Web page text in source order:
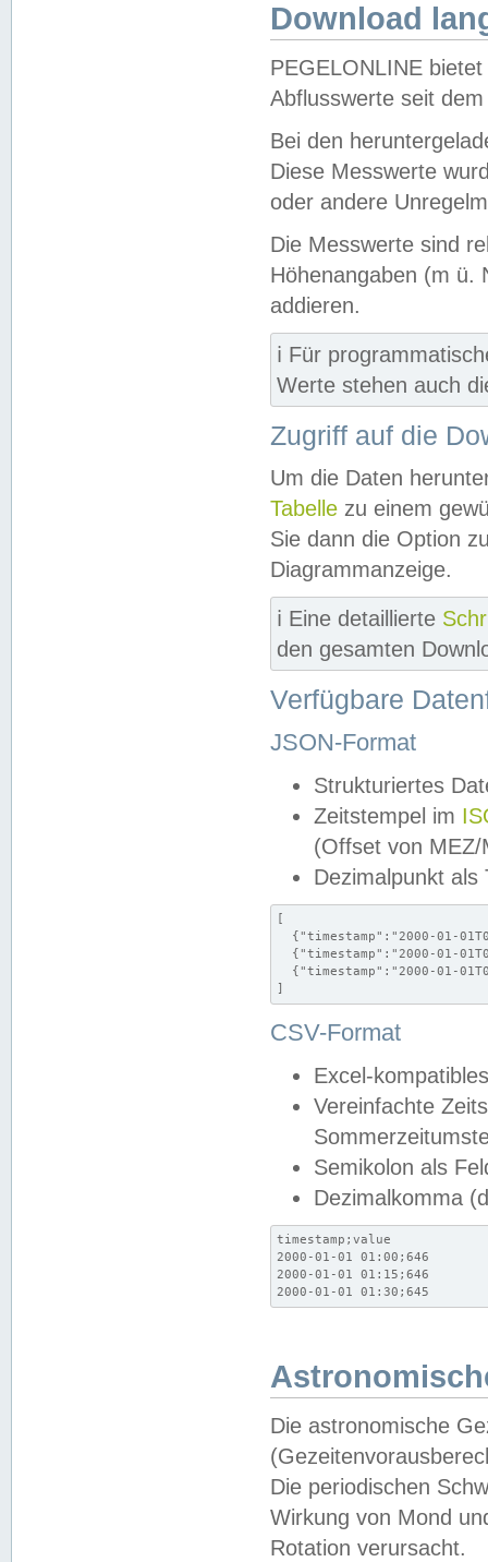
Download
PEGELONLINE
Abflusswerte seit
Bei den
Diese Messwerte
oder andere
Die Messwerte sind
Höhenangaben (m ü.
addieren.
ℹ️ Für
Werte stehen auch
Zugriff auf die
Um die Daten
Tabelle zu einem
Sie dann die Option
Diagrammanzeige.
ℹ️ Eine detaillierte
den gesamten
Verfügbare
JSON-Format
Strukturiertes
Zeitstempel im
(Offset von MEZ/
Dezimalpunkt als
[
{"timestamp":"2000-01-
{"timestamp":"2000-01-
{"timestamp":"2000-01-
]
CSV-Format
Excel-
Vereinfachte
Semikolon als
Dezimalkomma
timestamp;value
2000-01-01 01:00;646
2000-01-01 01:15;646
2000-01-01 01:30;645
Die astronomische
Die periodischen
Wirkung von Mond
Rotation verursacht.